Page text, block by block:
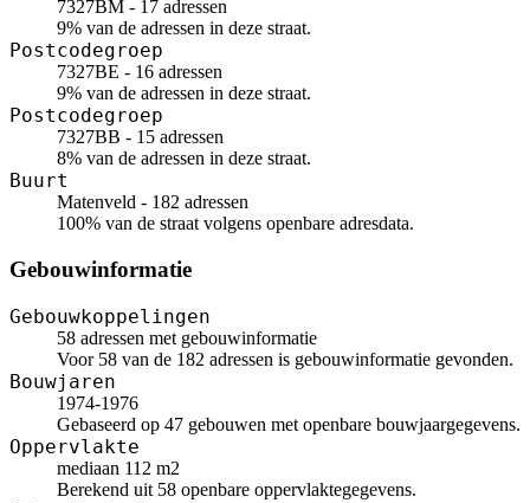
7327BM - 17 adressen
9% van de adressen in deze straat.
Postcodegroep
7327BE - 16 adressen
9% van de adressen in deze straat.
Postcodegroep
7327BB - 15 adressen
8% van de adressen in deze straat.
Buurt
Matenveld - 182 adressen
100% van de straat volgens openbare adresdata.
Gebouwinformatie
Gebouwkoppelingen
58 adressen met gebouwinformatie
Voor 58 van de 182 adressen is gebouwinformatie gevonden.
Bouwjaren
1974-1976
Gebaseerd op 47 gebouwen met openbare bouwjaargegevens.
Oppervlakte
mediaan 112 m2
Berekend uit 58 openbare oppervlaktegegevens.